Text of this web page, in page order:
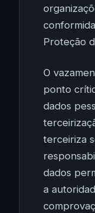
Proteção
O
ponto
dados
terceiriza
dados
a